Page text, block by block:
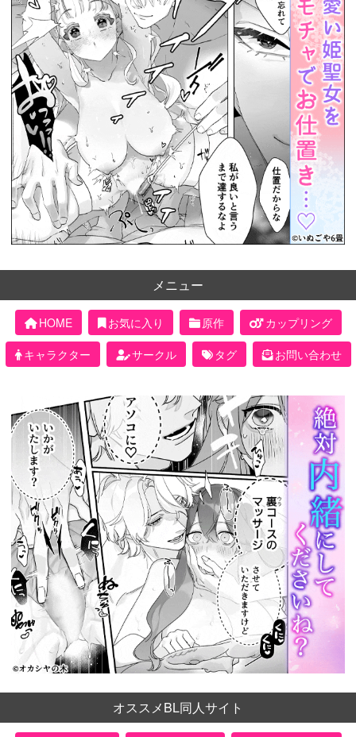
メニュー
HOME お気に入り 原作
カップリング
キャラクター
サークル タグ お問い合わせ
オススメBL同人サイト